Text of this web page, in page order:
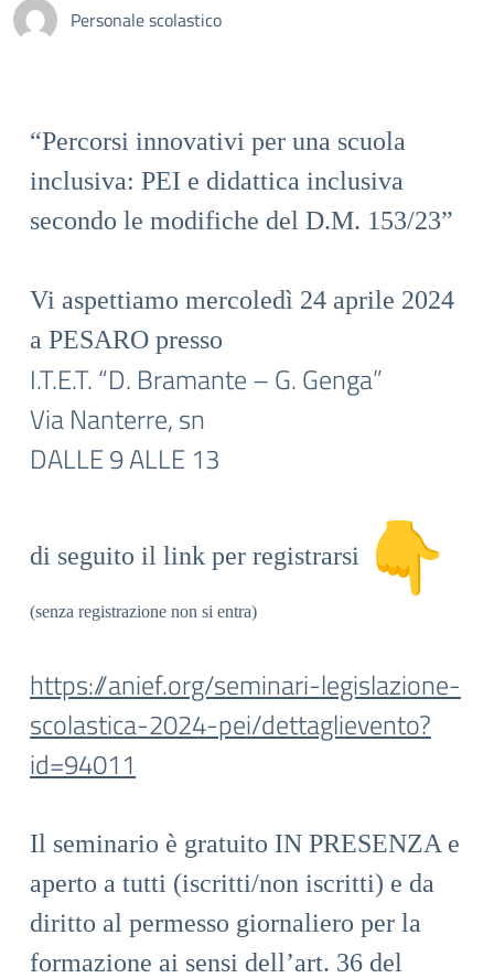
Personale scolastico
“Percorsi innovativi per una scuola
inclusiva: PEI e didattica inclusiva
secondo le modifiche del D.M. 153/23”
Vi aspettiamo mercoledì 24 aprile 2024
a PESARO presso
I.T.E.T. “D. Bramante – G. Genga”
Via Nanterre, sn
DALLE 9 ALLE 13
di seguito il link per registrarsi
(senza registrazione non si entra)
https://anief.org/seminari-legislazione-
scolastica-2024-pei/dettaglievento?
id=94011
Il seminario è gratuito IN PRESENZA e
aperto a tutti (iscritti/non iscritti) e da
diritto al permesso giornaliero per la
formazione ai sensi dell’art. 36 del